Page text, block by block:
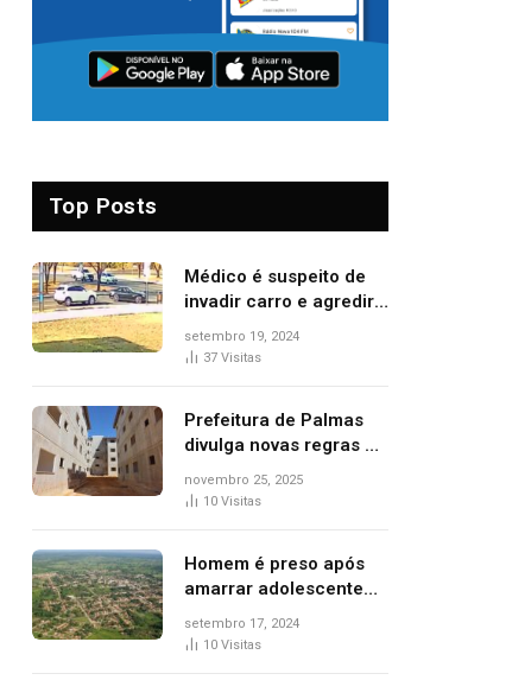
Top Posts
Médico é suspeito de
invadir carro e agredir
delegado aposentado
durante confusão no
setembro 19, 2024
37 Visitas
Prefeitura de Palmas
divulga novas regras e
critérios de desempate
para seleção de
novembro 25, 2025
10 Visitas
Homem é preso após
amarrar adolescente
suspeito de furto em
estaca de cerca e
setembro 17, 2024
10 Visitas